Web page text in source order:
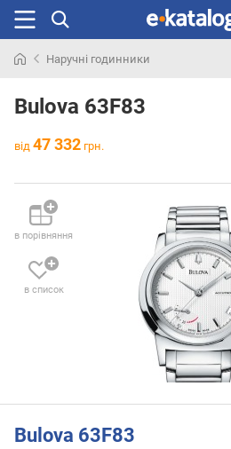
раніше
Наручні годинники
Bulova 63F83
від 47 332 грн.
в порівняння
в список
Bulova 63F83